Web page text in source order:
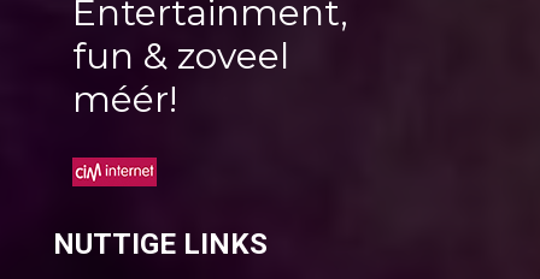
Entertainment,
fun & zoveel
méér!
NUTTIGE LINKS